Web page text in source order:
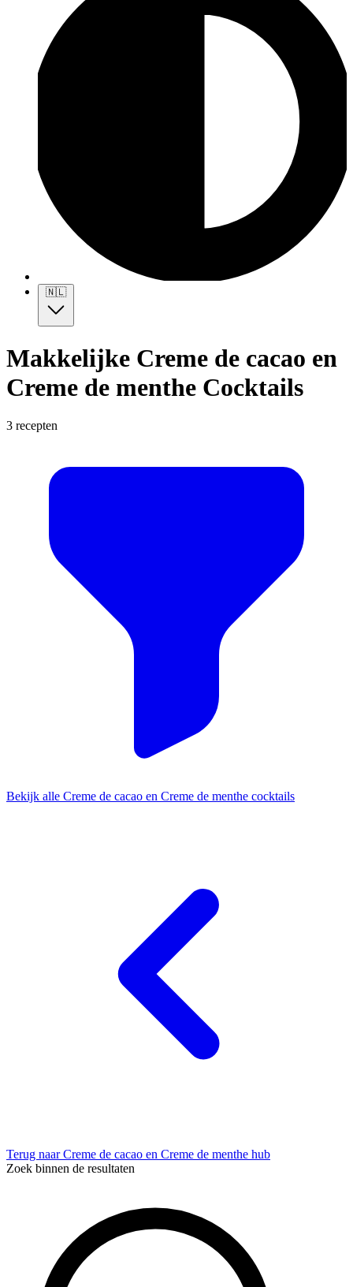
🇳🇱
Makkelijke Creme de cacao en
Creme de menthe Cocktails
3 recepten
Bekijk alle Creme de cacao en Creme de menthe cocktails
Terug naar Creme de cacao en Creme de menthe hub
Zoek binnen de resultaten